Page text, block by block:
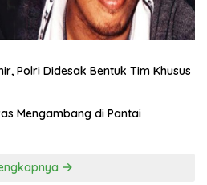
Polri Didesak Bentuk Tim Khusus
Mengambang di Pantai